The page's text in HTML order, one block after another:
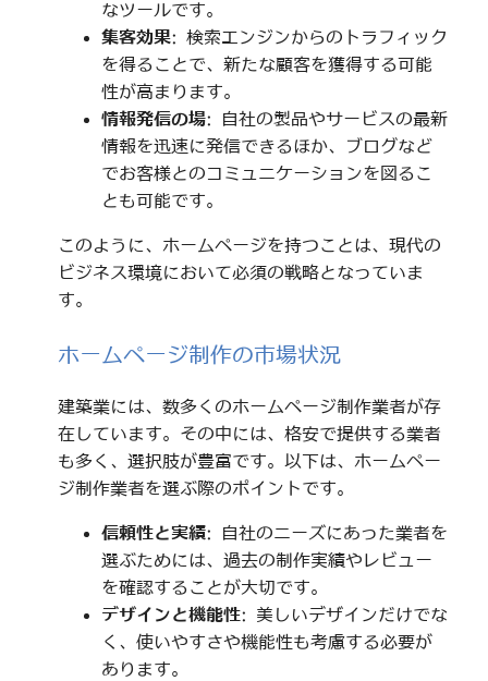
なツールです。
集客効果: 検索エンジンからのトラフィック
を得ることで、新たな顧客を獲得する可能
性が高まります。
情報発信の場: 自社の製品やサービスの最新
情報を迅速に発信できるほか、ブログなど
でお客様とのコミュニケーションを図るこ
とも可能です。
このように、ホームページを持つことは、現代の
ビジネス環境において必須の戦略となっていま
す。
ホームページ制作の市場状況
建築業には、数多くのホームページ制作業者が存
在しています。その中には、格安で提供する業者
も多く、選択肢が豊富です。以下は、ホームペー
ジ制作業者を選ぶ際のポイントです。
信頼性と実績: 自社のニーズにあった業者を
選ぶためには、過去の制作実績やレビュー
を確認することが大切です。
デザインと機能性: 美しいデザインだけでな
く、使いやすさや機能性も考慮する必要が
あります。